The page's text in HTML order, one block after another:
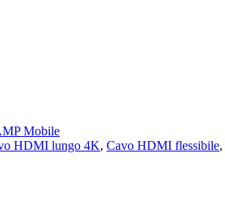
Mobile
HDMI lungo 4K, Cavo HDMI flessibile,